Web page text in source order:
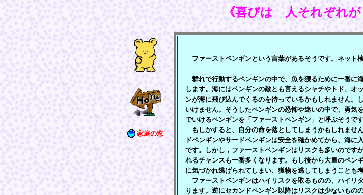
《喜びは 人それぞれ
家庭の窓
ファーストペンギンという言葉があるそうです。ネット
群れで行動するペンギンの中で、魚を獲るために一番に
します。海にはペンギンの敵とも言えるシャチやトド、オ
ンが海に飛び込んでくるのを待っているかもしれません。
いけません。そうしたペンギンの恐怖や迷いの中で、勇気
でいけるペンギンを「ファーストペンギン」と呼ぶそうです
もしかすると、自分の命を落としてしまうかもしれませ
ドペンギンやサードペンギンは安全を確かめてから、海に
です。しかし，ファーストペンギンはリスクも多いのです
れるチャンスも一番多くなります。もし後から大量のペン
に気づかれ逃げられてしまい、獲物を逃してしまうことも考
ファーストペンギンはハイリスクを取るものの、ハイリ
ります。逆にセカンドペンギン以降はリスクは少ないもの